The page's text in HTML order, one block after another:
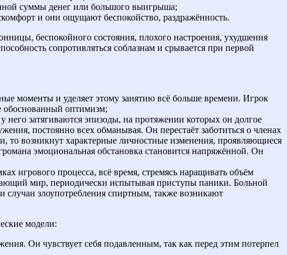
суммы денег или большого выигрыша;
и они ощущают беспокойство, раздражённость.
беспокойного состояния, плохого настроения, ухудшения
сопротивляться соблазнам и срывается при первой
моменты и уделяет этому занятию всё больше времени. Игрок
обоснованный оптимизм;
затягиваются эпизоды, на протяжении которых он долгое
постоянно всех обманывая. Он перестаёт заботиться о членах
то возникнут характерные личностные изменения, проявляющиеся
эмоциональная обстановка становится напряжённой. Он
игрового процесса, всё время, стремясь наращивать объём
мир, периодически испытывая приступы паники. Больной
злоупотребления спиртным, также возникают
модели:
Он чувствует себя подавленным, так как перед этим потерпел